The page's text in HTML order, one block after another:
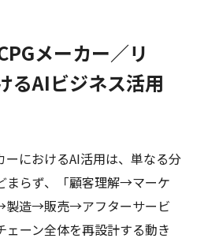
メーカー／リ
るAIビジネス活用
ーにおけるAI活用は、単なる分
まらず、「顧客理解→マーケ
造→販売→アフターサービ
ェーン全体を再設計する動き